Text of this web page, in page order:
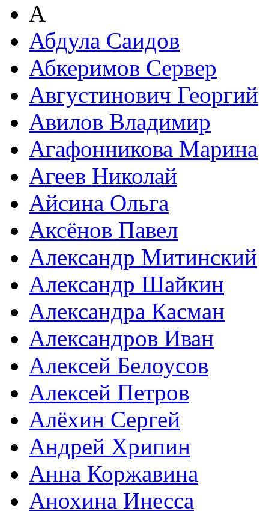
А
Абдула Саидов
Абкеримов Сервер
Августинович Георгий
Авилов Владимир
Агафонникова Марина
Агеев Николай
Айсина Ольга
Аксёнов Павел
Александр Митинский
Александр Шайкин
Александра Касман
Александров Иван
Алексей Белоусов
Алексей Петров
Алёхин Сергей
Андрей Хрипин
Анна Коржавина
Анохина Инесса